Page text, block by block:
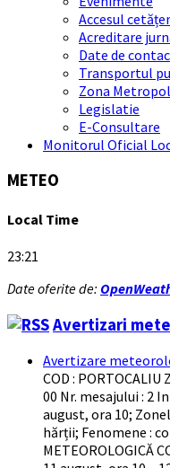
Accesul
Acreditare
Date de
Transportul
Zona
Legislatie
E-Consultare
Monitorul Oficial
METEO
Local Time
23:21
Date oferite de:
Avertizari
Avertizare
COD :
00 Nr. mesajului : 2
august, ora 10;
hărții; Fenomene :
METEOROLOGICĂ